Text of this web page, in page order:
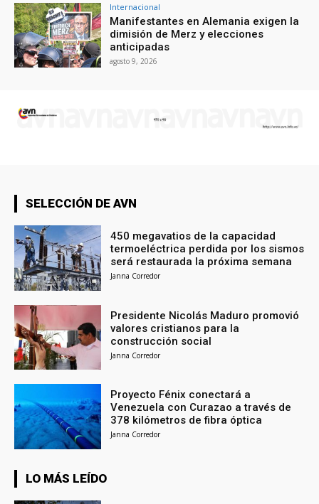
Internacional
Manifestantes en Alemania exigen la
dimisión de Merz y elecciones
anticipadas
agosto 9, 2026
SELECCIÓN DE AVN
450 megavatios de la capacidad
termoeléctrica perdida por los sismos
será restaurada la próxima semana
Janna Corredor
Presidente Nicolás Maduro promovió
valores cristianos para la
construcción social
Janna Corredor
Proyecto Fénix conectará a
Venezuela con Curazao a través de
378 kilómetros de fibra óptica
Janna Corredor
LO MÁS LEÍDO